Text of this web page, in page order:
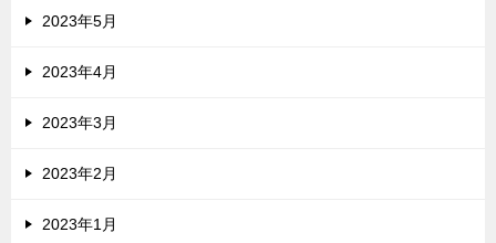
2023年5月
2023年4月
2023年3月
2023年2月
2023年1月